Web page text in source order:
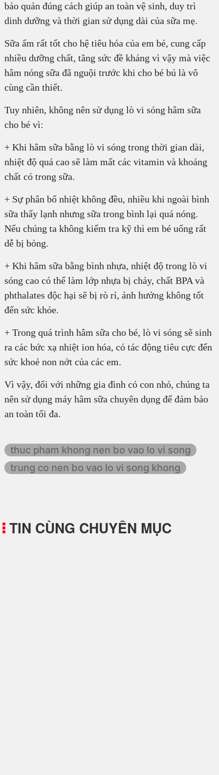
bảo quản đúng cách giúp an toàn vệ sinh, duy trì
dinh dưỡng và thời gian sử dụng dài của sữa mẹ.
Sữa ấm rất tốt cho hệ tiêu hóa của em bé, cung cấp
nhiều dưỡng chất, tăng sức đề kháng vì vậy mà việc
hâm nóng sữa đã nguội trước khi cho bé bú là vô
cùng cần thiết.
Tuy nhiên, không nên sử dụng lò vi sóng hâm sữa
cho bé vì:
+ Khi hâm sữa bằng lò vi sóng trong thời gian dài,
nhiệt độ quá cao sẽ làm mất các vitamin và khoáng
chất có trong sữa.
+ Sự phân bố nhiệt không đều, nhiều khi ngoài bình
sữa thấy lạnh nhưng sữa trong bình lại quá nóng.
Nếu chúng ta không kiểm tra kỹ thì em bé uống rất
dễ bị bỏng.
+ Khi hâm sữa bằng bình nhựa, nhiệt độ trong lò vi
sóng cao có thể làm lớp nhựa bị chảy, chất BPA và
phthalates độc hại sẽ bị rò rỉ, ảnh hưởng không tốt
đến sức khỏe.
+ Trong quá trình hâm sữa cho bé, lò vi sóng sẽ sinh
ra các bức xạ nhiệt ion hóa, có tác động tiêu cực đến
sức khoẻ non nớt của các em.
Vì vậy, đối với những gia đình có con nhỏ, chúng ta
nên sử dụng máy hâm sữa chuyên dụng để đảm bảo
an toàn tối đa.
thuc pham khong nen bo vao lo vi song
trung co nen bo vao lo vi song khong
TIN CÙNG CHUYÊN MỤC